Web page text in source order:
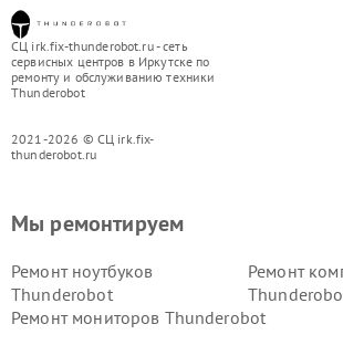
СЦ irk.fix-thunderobot.ru - сеть
сервисных центров в Иркутске по
ремонту и обслуживанию техники
Thunderobot
2021-2026 © СЦ irk.fix-
thunderobot.ru
Мы ремонтируем
Ремонт ноутбуков
Thunderobot
Ремонт
Ремонт мониторов Thunderobot